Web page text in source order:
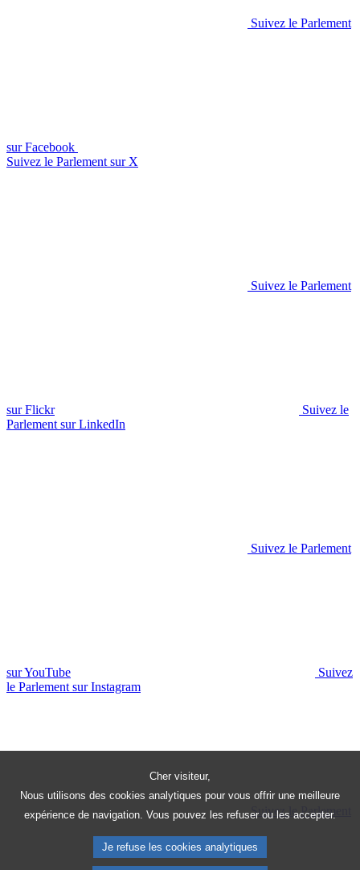
Cher visiteur,
Nous utilisons des cookies analytiques pour vous offrir une meilleure
expérience de navigation. Vous pouvez les refuser ou les accepter.
Je refuse les cookies analytiques
Suivez le Parlement
sur Facebook
Suivez le Parlement sur X
Suivez le Parlement
sur Flickr
Suivez le
Parlement sur LinkedIn
Suivez le Parlement
sur YouTube
Suivez
le Parlement sur Instagram
Suivez le Parlement